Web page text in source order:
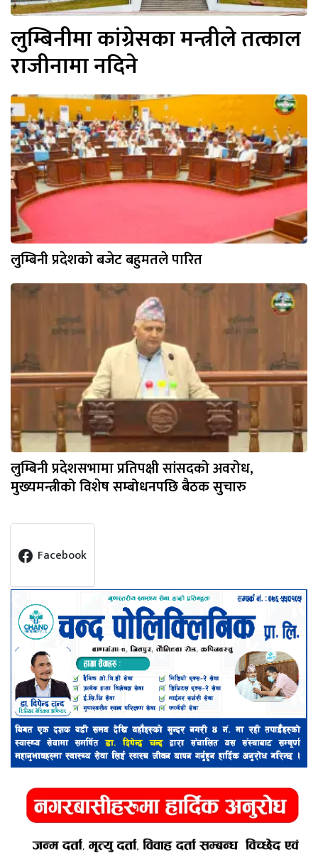
लुम्बिनीमा कांग्रेसका मन्त्रीले तत्काल
राजीनामा नदिने
लुम्बिनी प्रदेशको बजेट बहुमतले पारित
लुम्बिनी प्रदेशसभामा प्रतिपक्षी सांसदको अवरोध,
मुख्यमन्त्रीको विशेष सम्बोधनपछि बैठक सुचारु
Facebook